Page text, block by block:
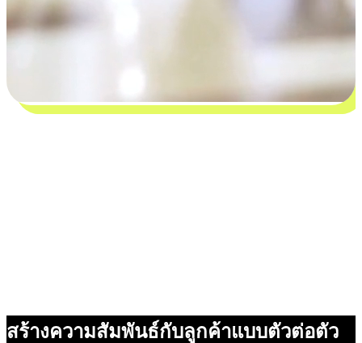
สร้างความสัมพันธ์กับลูกค้าแบบตัวต่อตัว